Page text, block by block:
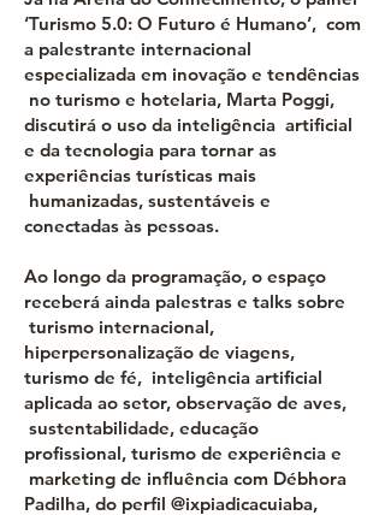
‘Turismo 5.0: O Futuro é Humano’, com
a palestrante internacional
especializada em inovação e tendências
no turismo e hotelaria, Marta Poggi,
discutirá o uso da inteligência artificial
e da tecnologia para tornar as
experiências turísticas mais
humanizadas, sustentáveis e
conectadas às pessoas.
Ao longo da programação, o espaço
receberá ainda palestras e talks sobre
turismo internacional,
hiperpersonalização de viagens,
turismo de fé, inteligência artificial
aplicada ao setor, observação de aves,
sustentabilidade, educação
profissional, turismo de experiência e
marketing de influência com Débhora
Padilha, do perfil @ixpiadicacuiaba,